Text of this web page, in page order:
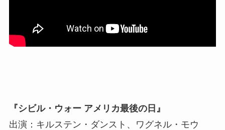
『シビル・ウォー アメリカ最後の日』
出演：キルステン・ダンスト、ワグネル・モウ